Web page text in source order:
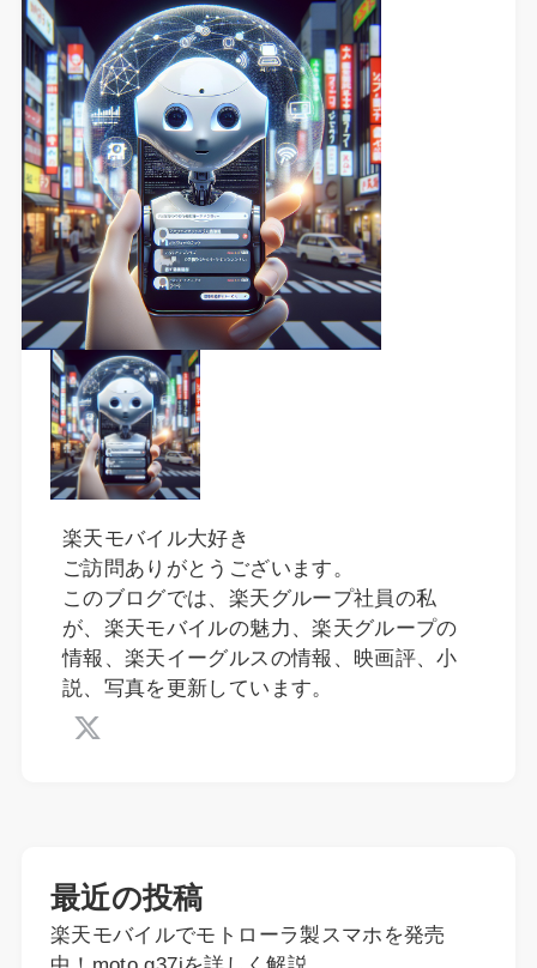
楽天モバイル大好き
ご訪問ありがとうございます。
このブログでは、楽天グループ社員の私
が、楽天モバイルの魅力、楽天グループの
情報、楽天イーグルスの情報、映画評、小
説、写真を更新しています。
最近の投稿
楽天モバイルでモトローラ製スマホを発売